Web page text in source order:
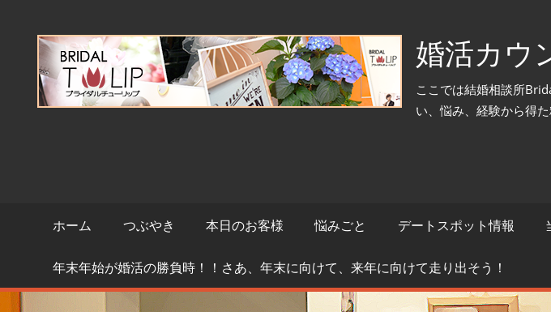
婚活カウ
ここでは結婚相談所
い、悩み、経験から得
ホーム つぶやき 本日のお客様 悩みごと デートスポット情報
年末年始が婚活の勝負時！！さあ、年末に向けて、来年に向けて走り出そう！